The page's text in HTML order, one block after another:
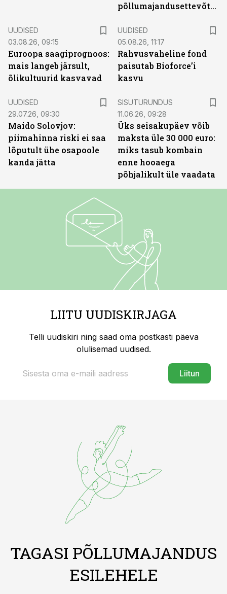
põllumajandusettevõtted
UUDISED
03.08.26, 09:15
Euroopa saagiprognoos:
mais langeb järsult,
õlikultuurid kasvavad
UUDISED
05.08.26, 11:17
Rahvusvaheline fond
paisutab Bioforce’i
kasvu
UUDISED
29.07.26, 09:30
Maido Solovjov:
piimahinna riski ei saa
lõputult ühe osapoole
kanda jätta
SISUTURUNDUS
11.06.26, 09:28
Üks seisakupäev võib
maksta üle 30 000 euro:
miks tasub kombain
enne hooaega
põhjalikult üle vaadata
LIITU UUDISKIRJAGA
Telli uudiskiri ning saad oma postkasti päeva
olulisemad uudised.
Liitun
TAGASI PÕLLUMAJANDUS
ESILEHELE